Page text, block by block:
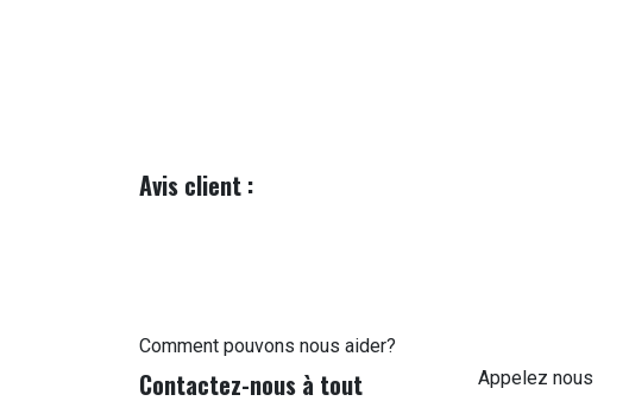
Avis client :
Comment pouvons nous aider?
Contactez-nous à tout
Appelez nous